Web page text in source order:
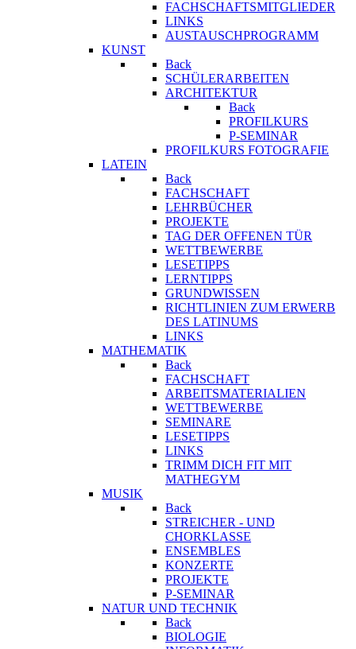
FACHSCHAFTSMITGLIEDER
LINKS
AUSTAUSCHPROGRAMM
KUNST
Back
SCHÜLERARBEITEN
ARCHITEKTUR
Back
PROFILKURS
P-SEMINAR
PROFILKURS FOTOGRAFIE
LATEIN
Back
FACHSCHAFT
LEHRBÜCHER
PROJEKTE
TAG DER OFFENEN TÜR
WETTBEWERBE
LESETIPPS
LERNTIPPS
GRUNDWISSEN
RICHTLINIEN ZUM ERWERB
DES LATINUMS
LINKS
MATHEMATIK
Back
FACHSCHAFT
ARBEITSMATERIALIEN
WETTBEWERBE
SEMINARE
LESETIPPS
LINKS
TRIMM DICH FIT MIT
MATHEGYM
MUSIK
Back
STREICHER - UND
CHORKLASSE
ENSEMBLES
KONZERTE
PROJEKTE
P-SEMINAR
NATUR UND TECHNIK
Back
BIOLOGIE